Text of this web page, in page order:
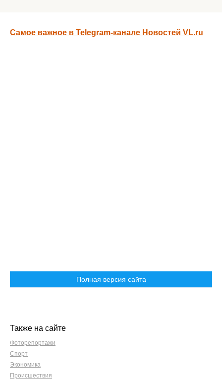
Самое важное в Telegram-канале Новостей VL.ru
Полная версия сайта
Также на сайте
Фоторепортажи
Спорт
Экономика
Происшествия